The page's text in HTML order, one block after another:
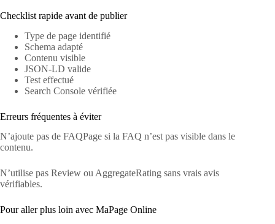
Checklist rapide avant de publier
Type de page identifié
Schema adapté
Contenu visible
JSON-LD valide
Test effectué
Search Console vérifiée
Erreurs fréquentes à éviter
N’ajoute pas de FAQPage si la FAQ n’est pas visible dans le
contenu.
N’utilise pas Review ou AggregateRating sans vrais avis
vérifiables.
Pour aller plus loin avec MaPage Online